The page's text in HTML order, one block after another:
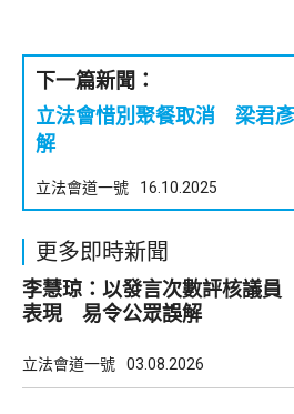
下一篇新聞：
立法會惜別聚餐取消 梁君
解
立法會道一號 16.10.2025
更多即時新聞
李慧琼：以發言次數評核議員
表現 易令公眾誤解
立法會道一號 03.08.2026